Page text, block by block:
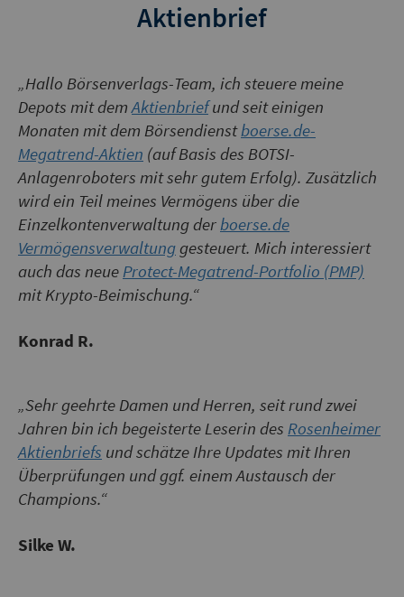
Aktienbrief
„Hallo Börsenverlags-Team, ich steuere meine
Depots mit demAktienbriefund seit einigen
Monaten mit dem Börsendienstboerse.de-
Megatrend-Aktien (auf Basis des BOTSI-
Anlagenroboters mit sehr gutem Erfolg). Zusätzlich
wird ein Teil meines Vermögens über die
Einzelkontenverwaltung derboerse.de
Vermögensverwaltunggesteuert. Mich interessiert
auch das neueProtect-Megatrend-Portfolio (PMP)
mit Krypto-Beimischung.“
Konrad R.
„Sehr geehrte Damen und Herren, seit rund zwei
Jahren bin ich begeisterte Leserin des Rosenheimer
Aktienbriefs und schätze Ihre Updates mit Ihren
Überprüfungen und ggf. einem Austausch der
Champions.“
Silke W.